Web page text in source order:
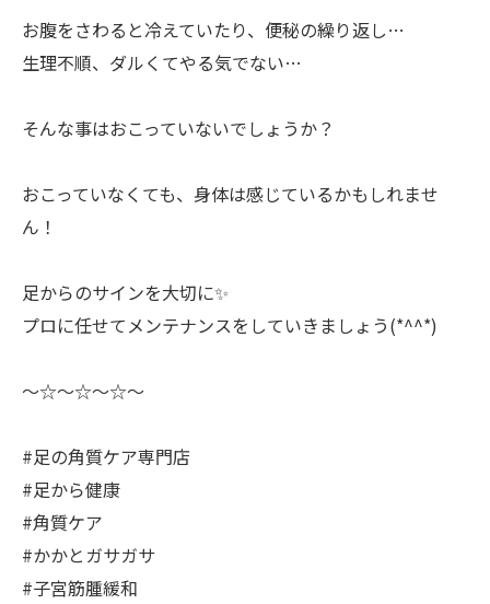
お腹をさわると冷えていたり、便秘の繰り返し…
生理不順、ダルくてやる気でない…
そんな事はおこっていないでしょうか？
おこっていなくても、身体は感じているかもしれませ
ん！
足からのサインを大切に✨
プロに任せてメンテナンスをしていきましょう(*^^*)
〜☆〜☆〜☆〜
#足の角質ケア専門店
#足から健康
#角質ケア
#かかとガサガサ
#子宮筋腫緩和